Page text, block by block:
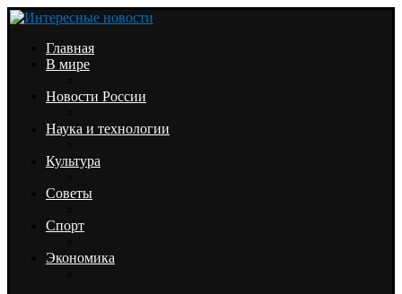
Главная
В мире
Новости России
Наука и технологии
Культура
Советы
Спорт
Экономика